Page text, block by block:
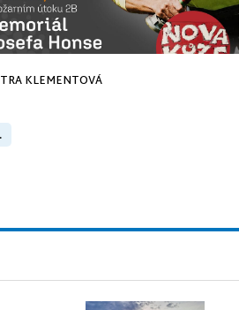
KLEMENTOVÁ